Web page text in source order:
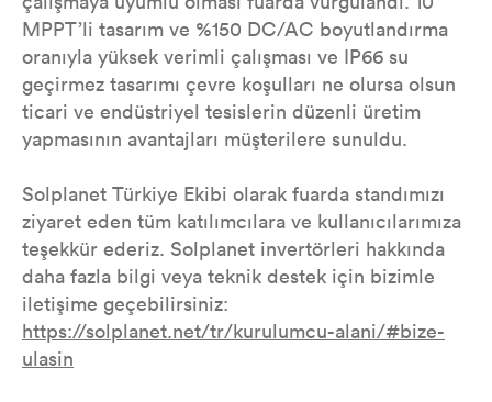
MPPT’li tasarım ve %150 DC/AC boyutlandırma
oranıyla yüksek verimli çalışması ve IP66 su
geçirmez tasarımı çevre koşulları ne olursa olsun
ticari ve endüstriyel tesislerin düzenli üretim
yapmasının avantajları müşterilere sunuldu.
Solplanet Türkiye Ekibi olarak fuarda standımızı
ziyaret eden tüm katılımcılara ve kullanıcılarımıza
teşekkür ederiz. Solplanet invertörleri hakkında
daha fazla bilgi veya teknik destek için bizimle
iletişime geçebilirsiniz:
https://solplanet.net/tr/kurulumcu-alani/#bize-
ulasin